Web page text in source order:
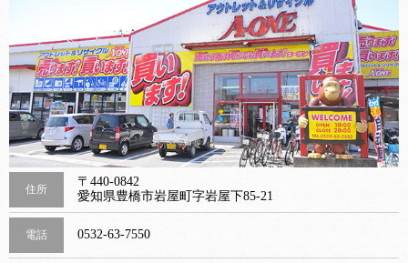
住所
〒440-0842
愛知県豊橋市岩屋町字岩屋下85-21
電話 0532-63-7550